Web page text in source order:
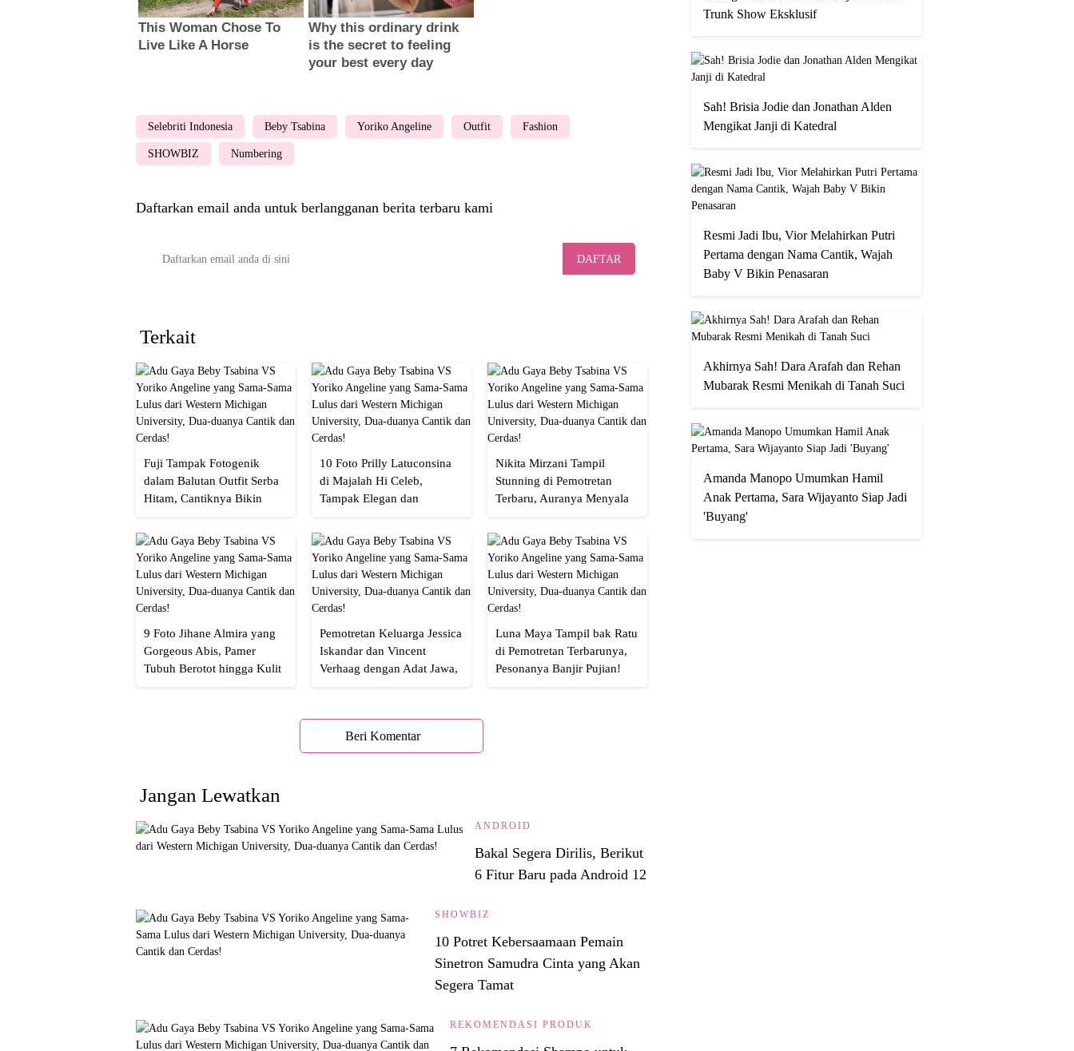
Selebriti Indonesia Beby Tsabina Yoriko Angeline Outfit Fashion
SHOWBIZ Numbering
Daftarkan email anda untuk berlangganan berita terbaru kami
DAFTAR
Terkait
Fuji Tampak Fotogenik
dalam Balutan Outfit Serba
Hitam, Cantiknya Bikin
10 Foto Prilly Latuconsina
di Majalah Hi Celeb,
Tampak Elegan dan
Nikita Mirzani Tampil
Stunning di Pemotretan
Terbaru, Auranya Menyala
9 Foto Jihane Almira yang
Gorgeous Abis, Pamer
Tubuh Berotot hingga Kulit
Pemotretan Keluarga Jessica
Iskandar dan Vincent
Verhaag dengan Adat Jawa,
Luna Maya Tampil bak Ratu
di Pemotretan Terbarunya,
Pesonanya Banjir Pujian!
Beri Komentar
Jangan Lewatkan
ANDROID
Bakal Segera Dirilis, Berikut
6 Fitur Baru pada Android 12
SHOWBIZ
10 Potret Kebersaamaan Pemain
Sinetron Samudra Cinta yang Akan
Segera Tamat
REKOMENDASI PRODUK
Trunk Show Eksklusif
Sah! Brisia Jodie dan Jonathan Alden
Mengikat Janji di Katedral
Resmi Jadi Ibu, Vior Melahirkan Putri
Pertama dengan Nama Cantik, Wajah
Baby V Bikin Penasaran
Akhirnya Sah! Dara Arafah dan Rehan
Mubarak Resmi Menikah di Tanah Suci
Amanda Manopo Umumkan Hamil
Anak Pertama, Sara Wijayanto Siap Jadi
'Buyang'